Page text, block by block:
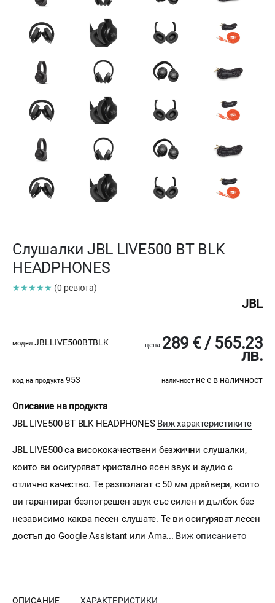
Слушалки JBL LIVE500 BT BLK
HEADPHONES
★★★★★ (0 ревюта)
JBL
модел JBLLIVE500BTBLK цена 289 € / 565.23
лв.
код на продукта 953 наличност не е в наличност
Описание на продукта
JBL LIVE500 BT BLK HEADPHONES Виж характеристиките
JBL LIVE500 са висококачествени безжични слушалки,
които ви осигуряват кристално ясен звук и аудио с
отлично качество. Те разполагат с 50 мм драйвери, които
ви гарантират безпогрешен звук със силен и дълбок бас
независимо каква песен слушате. Те ви осигуряват лесен
достъп до Google Assistant или Ama... Виж описанието
ОПИСАНИЕ ХАРАКТЕРИСТИКИ